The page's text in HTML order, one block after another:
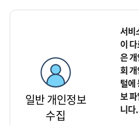
일반 개인정보
수집
서비
이
은
회
털에
보
니다.